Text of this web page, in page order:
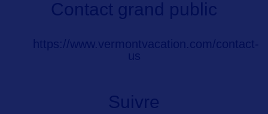
Contact grand public
https://www.vermontvacation.com/contact-
us
Suivre